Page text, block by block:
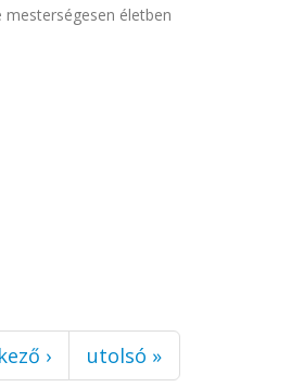
mesterségesen életben
› utolsó »